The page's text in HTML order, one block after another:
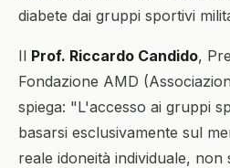
diabete dai gruppi sportivi
Il Prof. Riccardo Candido,
Fondazione AMD
spiega: "L'accesso ai gruppi
basarsi esclusivamente sul
reale idoneità individuale, non